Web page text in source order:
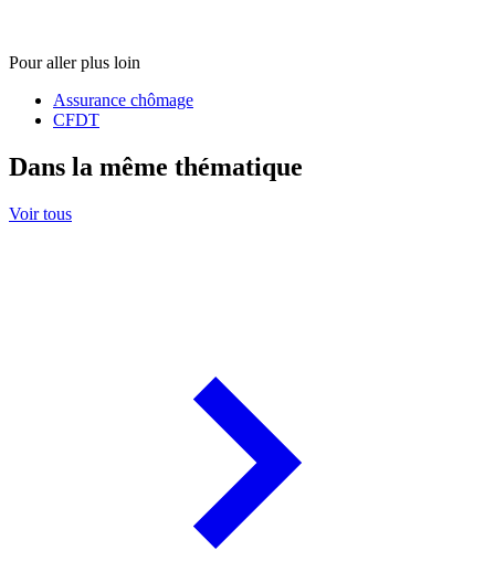
Pour aller plus loin
Assurance chômage
CFDT
Dans la même thématique
Voir tous